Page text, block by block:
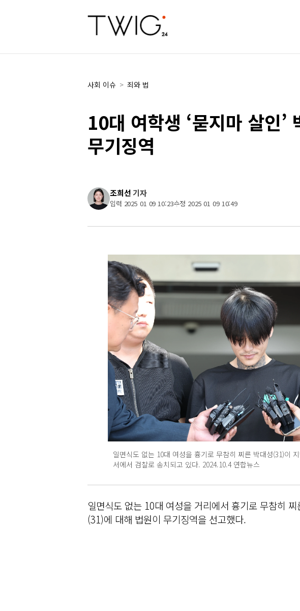
사회 이슈 > 죄와 법
10대 여학생 ‘묻지마 살인’
무기징역
조희선기자
입력 2025 01 09 10:23수정 2025 01 09 10:49
일면식도 없는 10대 여성을 흉기로 무참히 찌른 박대성(31)이
서에서 검찰로 송치되고 있다. 2024.10.4 연합뉴스
일면식도 없는 10대 여성을 거리에서 흉기로 무참히 찌
(31)에 대해 법원이 무기징역을 선고했다.